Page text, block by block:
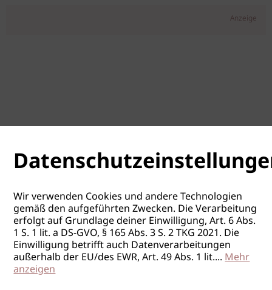
Anzeige
Wir verwenden Cookies und andere Technologien
gemäß den aufgeführten Zwecken. Die Verarbeitung
erfolgt auf Grundlage deiner Einwilligung, Art. 6 Abs.
1 S. 1 lit. a DS-GVO, § 165 Abs. 3 S. 2 TKG 2021. Die
Einwilligung betrifft auch Datenverarbeitungen
außerhalb der EU/des EWR, Art. 49 Abs. 1 lit....Mehr
anzeigen